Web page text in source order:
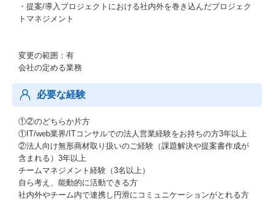
・提案/導入プロジェクトにおける社内外を巻き込んだプロジェク
トマネジメント
変更の範囲：有
会社の定める業務
必要な経験
①②のどちらか片方
①IT/web業界/ITコンサルでの法人営業経験をお持ちの方3年以上
②法人向け無形商材取り扱いのご経験（課題解決や提案書作成が
含まれる）3年以上
チームマネジメント経験（3名以上）
自ら考え、能動的に活動できる方
社内外やチーム内で連携し円滑にコミュニケーションがとれる方